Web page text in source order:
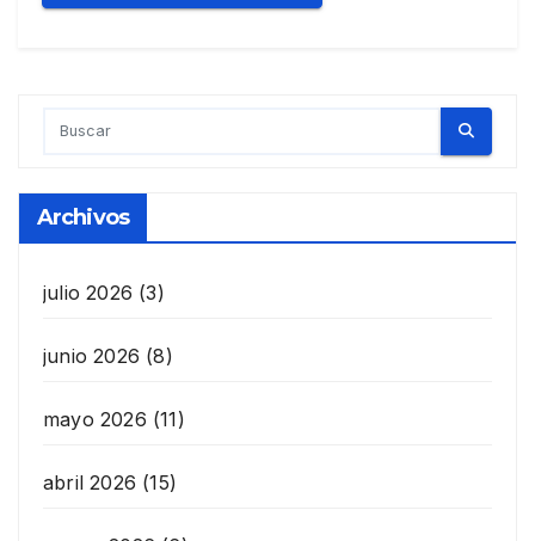
Archivos
julio 2026 (3)
junio 2026 (8)
mayo 2026 (11)
abril 2026 (15)